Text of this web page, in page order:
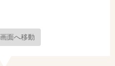
面へ移動